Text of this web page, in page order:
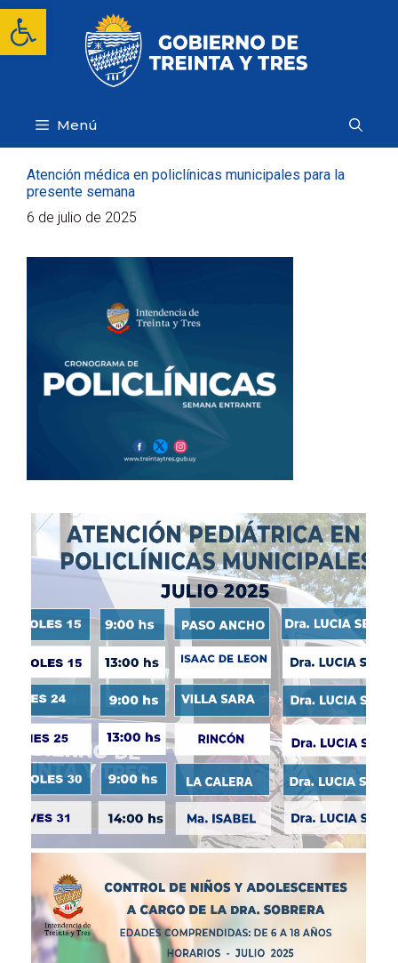
Abrir barra de herramientas
Saltar
contenido
Menú
Atención médica en policlínicas municipales para la
presente semana
6 de julio de 2025